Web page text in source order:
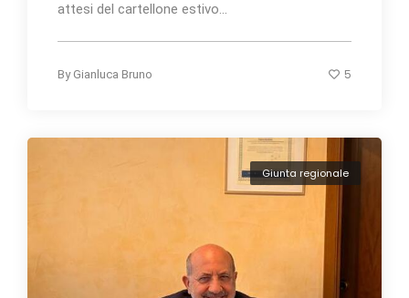
attesi del cartellone estivo...
By Gianluca Bruno 5
Giunta regionale